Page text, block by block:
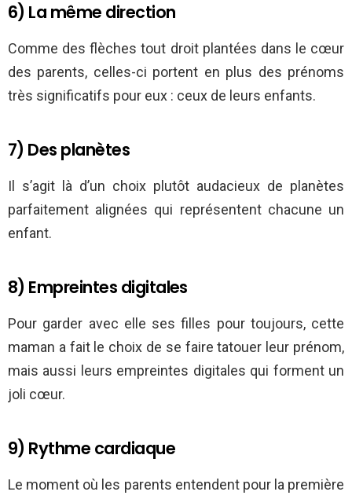
6) La même direction
Comme des flèches tout droit plantées dans le cœur
des parents, celles-ci portent en plus des prénoms
très significatifs pour eux : ceux de leurs enfants.
7) Des planètes
Il s’agit là d’un choix plutôt audacieux de planètes
parfaitement alignées qui représentent chacune un
enfant.
8) Empreintes digitales
Pour garder avec elle ses filles pour toujours, cette
maman a fait le choix de se faire tatouer leur prénom,
mais aussi leurs empreintes digitales qui forment un
joli cœur.
9) Rythme cardiaque
Le moment où les parents entendent pour la première